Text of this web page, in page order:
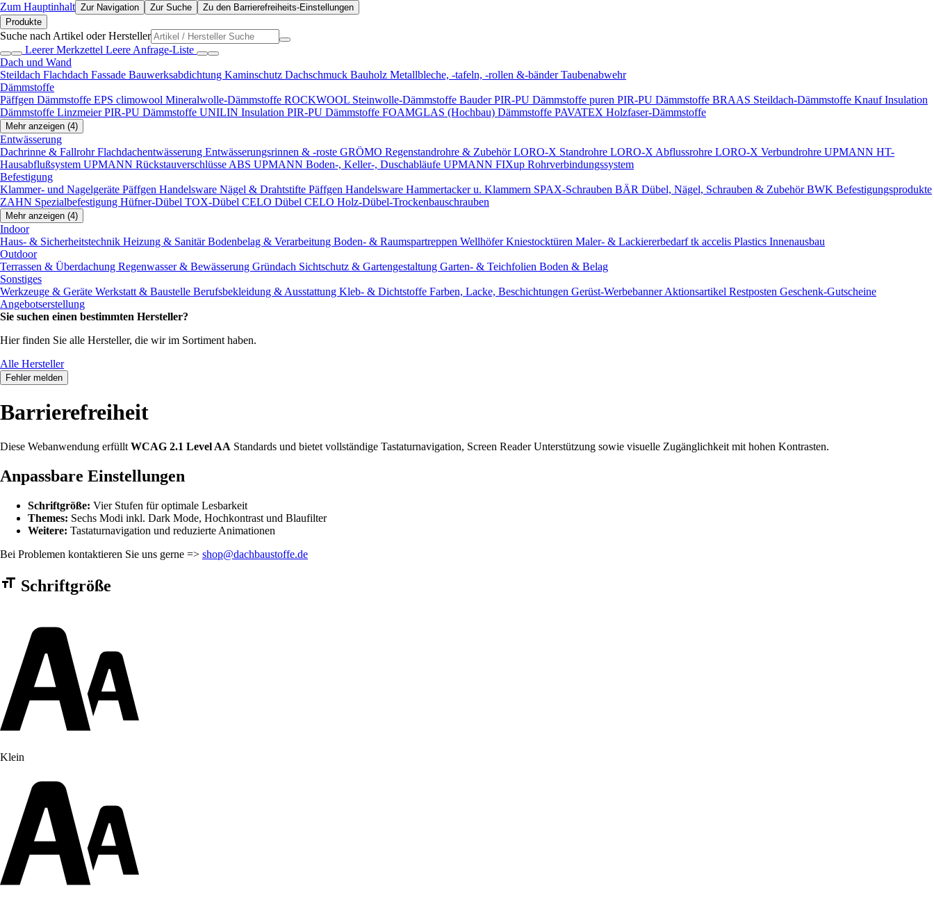
Zum Hauptinhalt Zur Navigation Zur Suche
Zu den Barrierefreiheits-Einstellungen
Produkte
Suche nach Artikel oder Hersteller
Leerer Merkzettel Leere Anfrage-Liste
Dach und Wand
Steildach Flachdach Fassade Bauwerksabdichtung Kaminschutz Dachschmuck Bauholz Metallbleche, -tafeln, -rollen &-bänderTaubenabwehr
Dämmstoffe
Päffgen Dämmstoffe EPS climowool Mineralwolle-Dämmstoffe ROCKWOOL Steinwolle-Dämmstoffe Bauder PIR-PU Dämmstoffe puren PIR-PU Dämmstoffe BRAAS Steildach-Dämmstoffe Knauf Insulation
Dämmstoffe Linzmeier PIR-PU Dämmstoffe UNILIN Insulation PIR-PU Dämmstoffe FOAMGLAS (Hochbau) Dämmstoffe PAVATEX Holzfaser-Dämmstoffe
Mehr anzeigen (4)
Entwässerung
Dachrinne & FallrohrFlachdachentwässerung Entwässerungsrinnen & -roste GRÖMO Regenstandrohre & ZubehörLORO-X Standrohre LORO-X Abflussrohre LORO-X Verbundrohre UPMANN HT-
Hausabflußsystem UPMANN Rückstauverschlüsse ABS UPMANN Boden-, Keller-, Duschabläufe UPMANN FIXup Rohrverbindungssystem
Befestigung
Klammer- und Nagelgeräte Päffgen Handelsware Nägel & Drahtstifte Päffgen Handelsware Hammertacker u. Klammern SPAX-Schrauben BÄR Dübel, Nägel, Schrauben & ZubehörBWK Befestigungsprodukte
ZAHN Spezialbefestigung Hüfner-Dübel TOX-Dübel CELO Dübel CELO Holz-Dübel-Trockenbauschrauben
Mehr anzeigen (4)
Indoor
Haus- & Sicherheitstechnik Heizung & SanitärBodenbelag & Verarbeitung Boden- & Raumspartreppen Wellhöfer Kniestocktüren Maler- & Lackiererbedarftk accelis Plastics Innenausbau
Outdoor
Terrassen & Überdachung Regenwasser & Bewässerung Gründach Sichtschutz & Gartengestaltung Garten- & Teichfolien Boden & Belag
Sonstiges
Werkzeuge & Geräte Werkstatt & Baustelle Berufsbekleidung & Ausstattung Kleb- & Dichtstoffe Farben, Lacke, Beschichtungen Gerüst-WerbebannerAktionsartikel Restposten Geschenk-Gutscheine
Angebotserstellung
Sie suchen einen bestimmten Hersteller?
Hier finden Sie alle Hersteller, die wir im Sortiment haben.
Alle Hersteller
Fehler melden
Barrierefreiheit
Diese Webanwendung erfüllt WCAG 2.1 Level AA Standards und bietet vollständige Tastaturnavigation, Screen Reader Unterstützung sowie visuelle Zugänglichkeit mit hohen Kontrasten.
Anpassbare Einstellungen
Schriftgröße: Vier Stufen für optimale Lesbarkeit
Themes: Sechs Modi inkl. Dark Mode, Hochkontrast und Blaufilter
Weitere: Tastaturnavigation und reduzierte Animationen
Bei Problemen kontaktieren Sie uns gerne => shop@dachbaustoffe.de
Barrierefreiheit Einstellungen Formular
Schriftgröße
Klein